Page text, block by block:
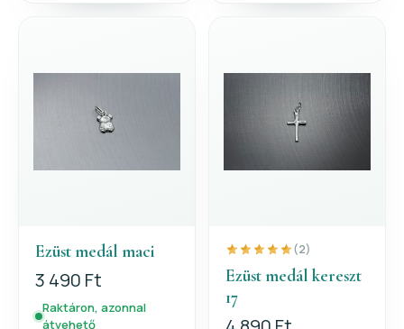
Ezüst medál maci
3 490 Ft
Raktáron, azonnal
átvehető
(2)
Ezüst medál kereszt
17